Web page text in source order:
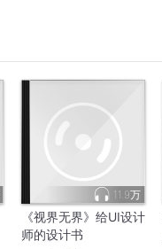
11.9万
《视界无界》给UI设计
师的设计书